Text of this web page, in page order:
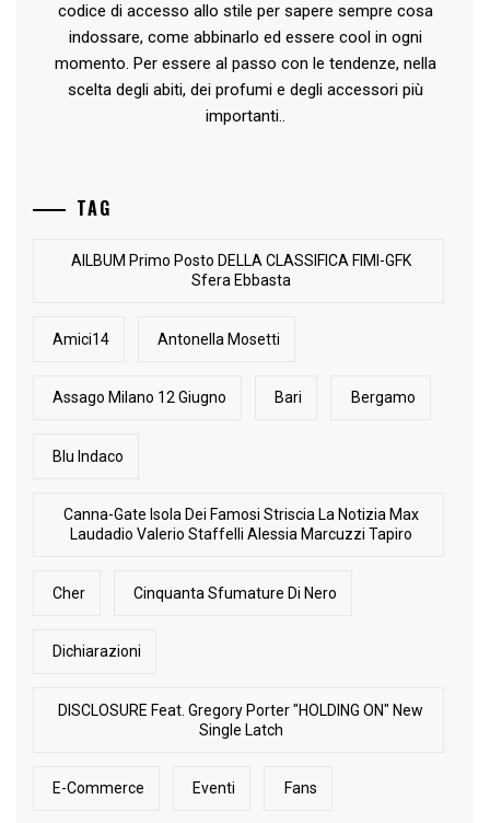
codice di accesso allo stile per sapere sempre cosa
indossare, come abbinarlo ed essere cool in ogni
momento. Per essere al passo con le tendenze, nella
scelta degli abiti, dei profumi e degli accessori più
importanti..
TAG
AlLBUM Primo Posto DELLA CLASSIFICA FIMI-GFK
Sfera Ebbasta
Amici14 Antonella Mosetti
Assago Milano 12 Giugno Bari Bergamo
Blu Indaco
Canna-Gate Isola Dei Famosi Striscia La Notizia Max
Laudadio Valerio Staffelli Alessia Marcuzzi Tapiro
Cher Cinquanta Sfumature Di Nero
Dichiarazioni
DISCLOSURE Feat. Gregory Porter "HOLDING ON" New
Single Latch
E-Commerce Eventi Fans